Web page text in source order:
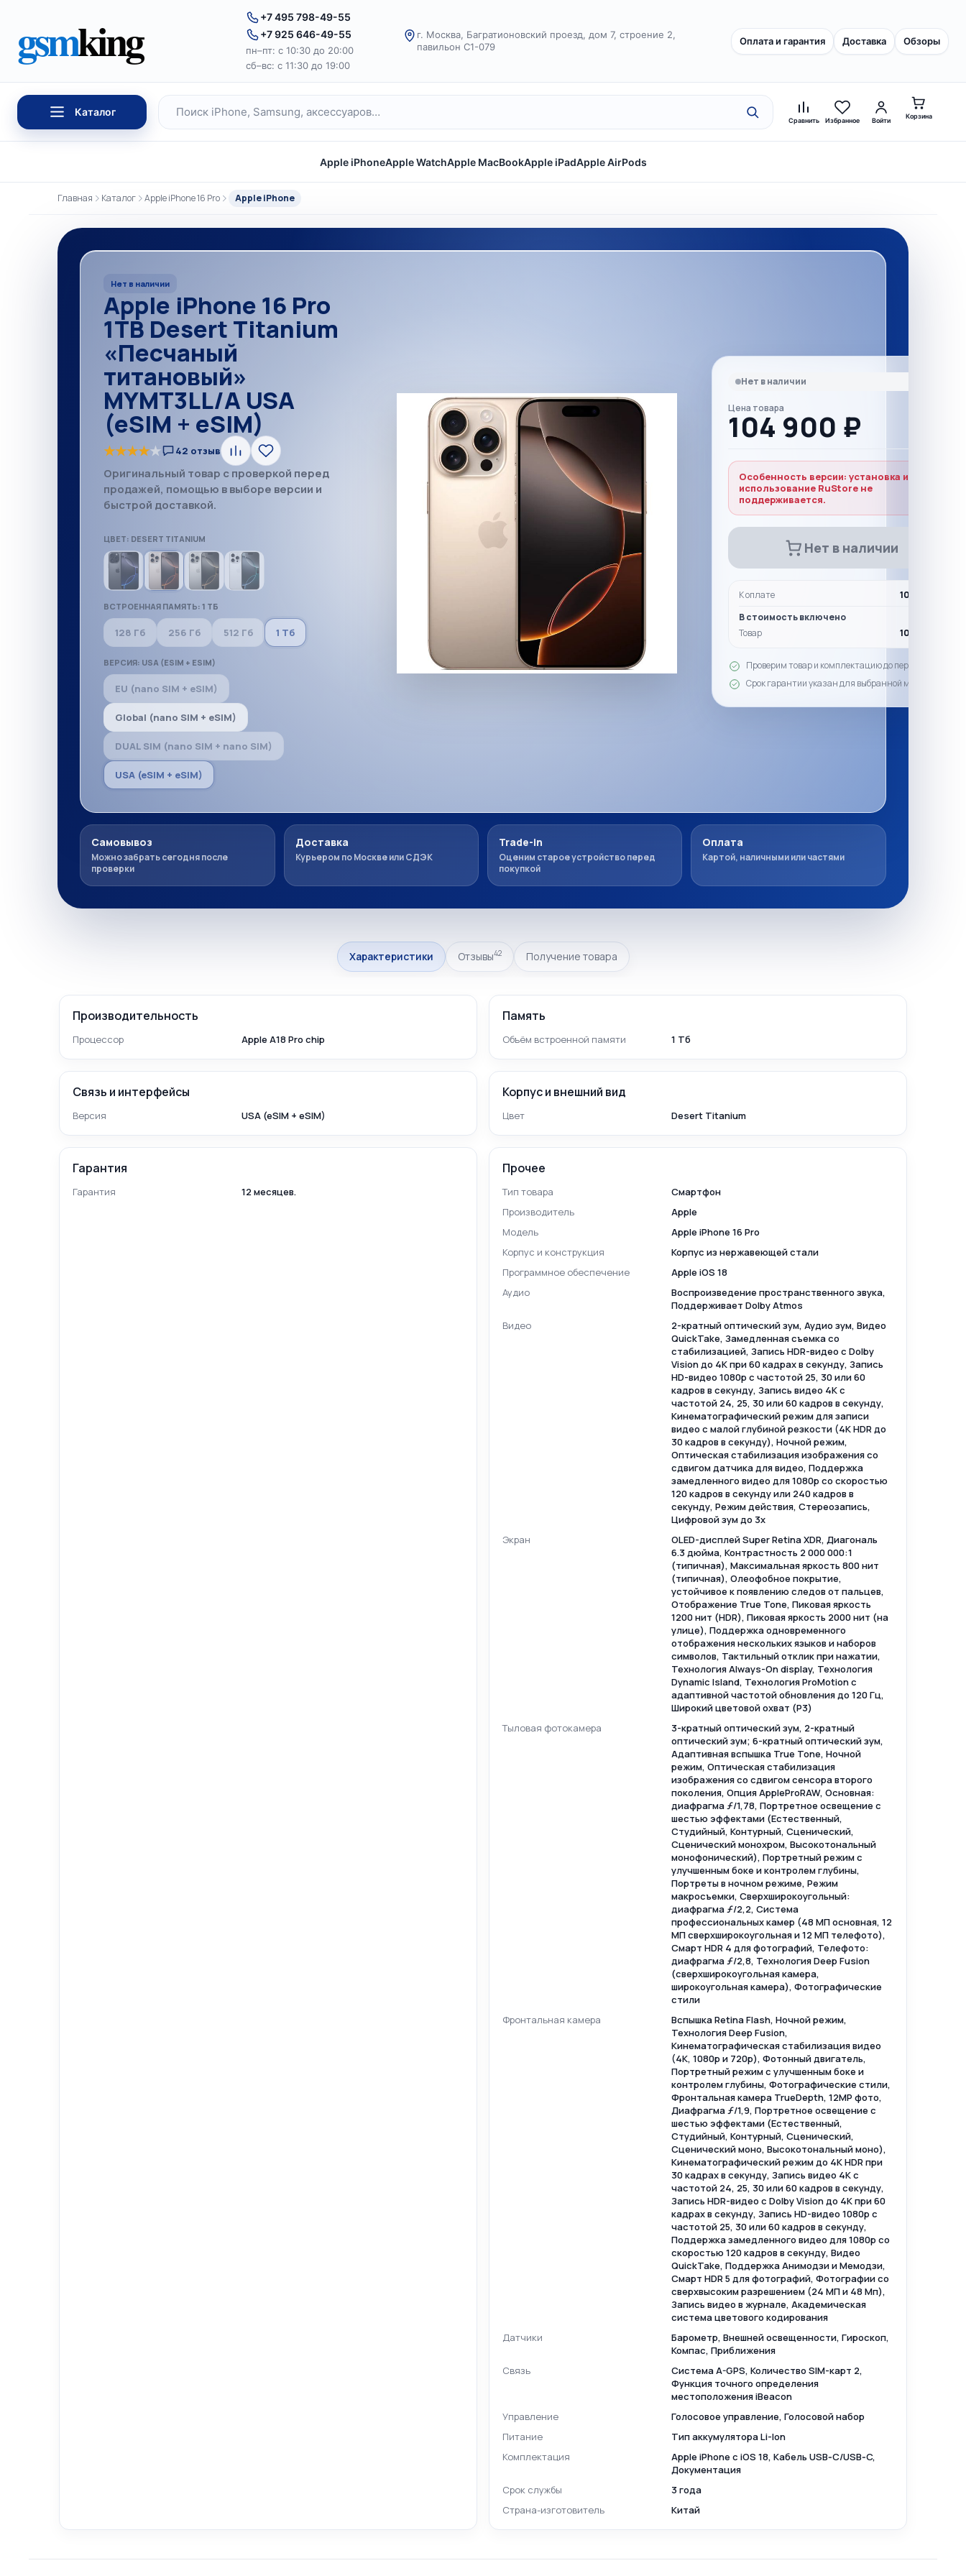
gsmking
+7 495 798-49-55
+7 925 646-49-55
пн–пт: с 10:30 до 20:00
сб–вс: с 11:30 до 19:00
г. Москва, Багратионовский проезд, дом 7, строение 2,
павильон С1-079
Оплата и гарантия Доставка Обзоры
Каталог
Поиск по каталогу Сравнить Избранное Войти
Корзина
Apple iPhoneApple WatchApple MacBookApple iPadApple AirPods
Главная Каталог Apple iPhone 16 Pro Apple iPhone
Нет в наличии
Apple iPhone 16 Pro
1TB Desert Titanium
«Песчаный
титановый»
MYMT3LL/A USA
(eSIM + eSIM)
★★★★★ 42 отзыв Сравнить
В
избранное
Оригинальный товар с проверкой перед
продажей, помощью в выборе версии и
быстрой доставкой.
ЦВЕТ: DESERT TITANIUM
ВСТРОЕННАЯ ПАМЯТЬ: 1 ТБ
128 Гб 256 Гб 512 Гб 1 Тб
ВЕРСИЯ: USA (ESIM + ESIM)
EU (nano SIM + eSIM)
Global (nano SIM + eSIM)
DUAL SIM (nano SIM + nano SIM)
USA (eSIM + eSIM)
Нет в наличии
Цена товара
104 900 ₽
Особенность версии: установка и
использование RuStore не
поддерживается.
Нет в наличии
К оплате
104 900 ₽
В стоимость включено
Товар
104 900 ₽
Проверим товар и комплектацию до передачи
Срок гарантии указан для выбранной модели
Самовывоз
Можно забрать сегодня после
проверки
Доставка
Курьером по Москве или СДЭК
Trade-in
Оценим старое устройство перед
покупкой
Оплата
Картой, наличными или частями
Характеристики Отзывы42 Получение товара
Производительность
Процессор Apple A18 Pro chip
Память
Объём встроенной памяти 1 Тб
Связь и интерфейсы
Версия USA (eSIM + eSIM)
Корпус и внешний вид
Цвет Desert Titanium
Гарантия
Гарантия 12 месяцев.
Прочее
Тип товара
Смартфон
Производитель
Apple
Модель
Apple iPhone 16 Pro
Корпус и конструкция
Корпус из нержавеющей стали
Программное обеспечение
Apple iOS 18
Аудио
Воспроизведение пространственного звука,
Поддерживает Dolby Atmos
Видео
2-кратный оптический зум, Аудио зум, Видео
QuickTake, Замедленная съемка со
стабилизацией, Запись HDR-видео с Dolby
Vision до 4K при 60 кадрах в секунду, Запись
HD-видео 1080p с частотой 25, 30 или 60
кадров в секунду, Запись видео 4K с
частотой 24, 25, 30 или 60 кадров в секунду,
Кинематографический режим для записи
видео с малой глубиной резкости (4K HDR до
30 кадров в секунду), Ночной режим,
Оптическая стабилизация изображения со
сдвигом датчика для видео, Поддержка
замедленного видео для 1080p со скоростью
120 кадров в секунду или 240 кадров в
секунду, Режим действия, Стереозапись,
Цифровой зум до 3x
Экран
OLED-дисплей Super Retina XDR, Диагональ
6.3 дюйма, Контрастность 2 000 000:1
(типичная), Максимальная яркость 800 нит
(типичная), Олеофобное покрытие,
устойчивое к появлению следов от пальцев,
Отображение True Tone, Пиковая яркость
1200 нит (HDR), Пиковая яркость 2000 нит (на
улице), Поддержка одновременного
отображения нескольких языков и наборов
символов, Тактильный отклик при нажатии,
Технология Always-On display, Технология
Dynamic Island, Технология ProMotion с
адаптивной частотой обновления до 120 Гц,
Широкий цветовой охват (P3)
Тыловая фотокамера
3-кратный оптический зум, 2-кратный
оптический зум; 6-кратный оптический зум,
Адаптивная вспышка True Tone, Ночной
режим, Оптическая стабилизация
изображения со сдвигом сенсора второго
поколения, Опция AppleProRAW, Основная:
диафрагма ƒ/1,78, Портретное освещение с
шестью эффектами (Естественный,
Студийный, Контурный, Сценический,
Сценический монохром, Высокотональный
монофонический), Портретный режим с
улучшенным боке и контролем глубины,
Портреты в ночном режиме, Режим
макросъемки, Сверхширокоугольный:
диафрагма ƒ/2,2, Система
профессиональных камер (48 МП основная, 12
МП сверхширокоугольная и 12 МП телефото),
Смарт HDR 4 для фотографий, Телефото:
диафрагма ƒ/2,8, Технология Deep Fusion
(сверхширокоугольная камера,
широкоугольная камера), Фотографические
стили
Фронтальная камера
Вспышка Retina Flash, Ночной режим,
Технология Deep Fusion,
Кинематографическая стабилизация видео
(4K, 1080p и 720p), Фотонный двигатель,
Портретный режим с улучшенным боке и
контролем глубины, Фотографические стили,
Фронтальная камера TrueDepth, 12MP фото,
Диафрагма ƒ/1,9, Портретное освещение с
шестью эффектами (Естественный,
Студийный, Контурный, Сценический,
Сценический моно, Высокотональный моно),
Кинематографический режим до 4K HDR при
30 кадрах в секунду, Запись видео 4K с
частотой 24, 25, 30 или 60 кадров в секунду,
Запись HDR-видео с Dolby Vision до 4K при 60
кадрах в секунду, Запись HD-видео 1080p с
частотой 25, 30 или 60 кадров в секунду,
Поддержка замедленного видео для 1080p со
скоростью 120 кадров в секунду, Видео
QuickTake, Поддержка Анимодзи и Мемодзи,
Смарт HDR 5 для фотографий, Фотографии со
сверхвысоким разрешением (24 МП и 48 Мп),
Запись видео в журнале, Академическая
система цветового кодирования
Датчики
Барометр, Внешней освещенности, Гироскоп,
Компас, Приближения
Связь
Cистема A-GPS, Количество SIM-карт 2,
Функция точного определения
местоположения iBeacon
Управление
Голосовое управление, Голосовой набор
Питание
Тип аккумулятора Li-Ion
Комплектация
Apple iPhone с iOS 18, Кабель USB‑C/USB‑C,
Документация
Срок службы
3 года
Страна-изготовитель
Китай